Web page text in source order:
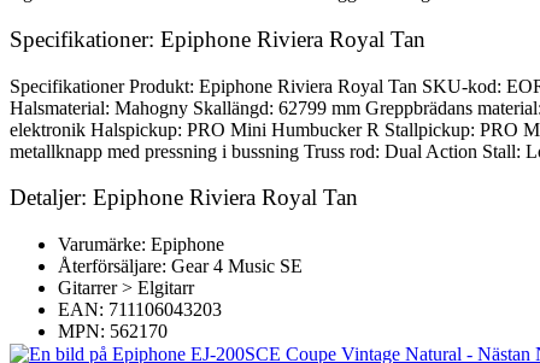
Specifikationer: Epiphone Riviera Royal Tan
Specifikationer Produkt: Epiphone Riviera Royal Tan SKU-kod:
Halsmaterial: Mahogny Skallängd: 62799 mm Greppbrädans
elektronik Halspickup: PRO Mini Humbucker R Stallpickup: PRO
metallknapp med pressning i bussning Truss rod: Dual Action Stall:
Detaljer: Epiphone Riviera Royal Tan
Varumärke: Epiphone
Återförsäljare: Gear 4 Music SE
Gitarrer > Elgitarr
EAN: 711106043203
MPN: 562170